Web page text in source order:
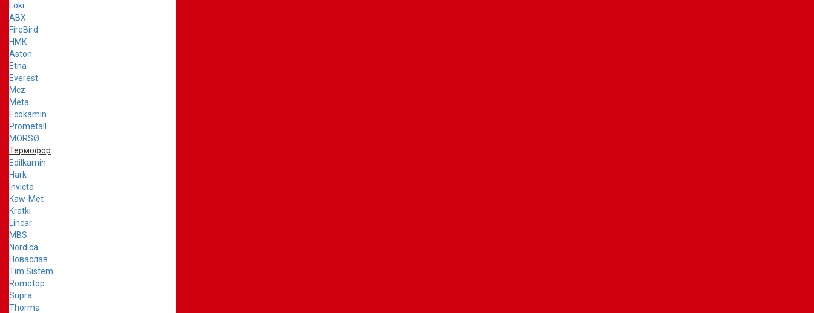
Loki
ABX
FireBird
НМК
Aston
Etna
Everest
Mcz
Meta
Ecokamin
Prometall
MORSØ
Термофор
Edilkamin
Hark
Invicta
Kaw-Met
Kratki
Lincar
MBS
Nordica
Новаслав
Tim Sistem
Romotop
Supra
Thorma